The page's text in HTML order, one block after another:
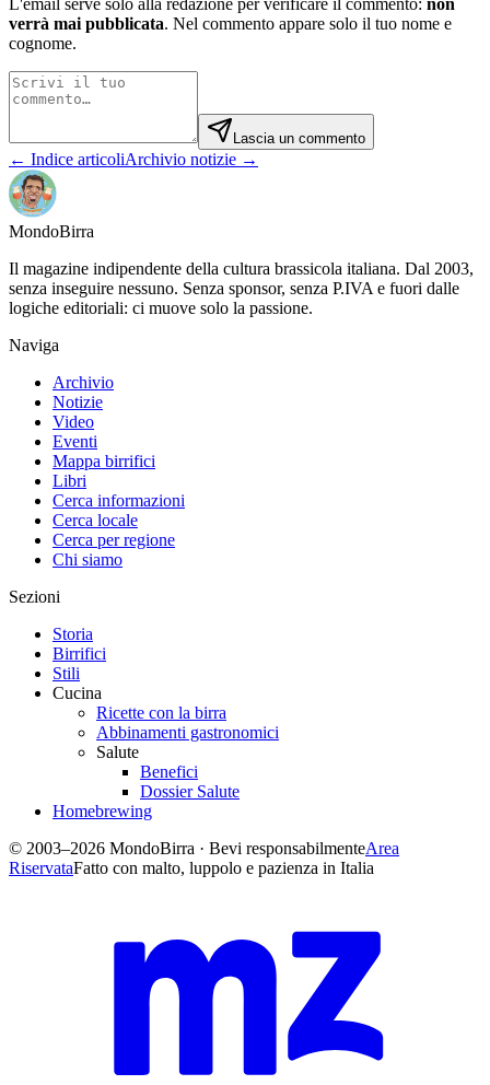
L'email serve solo alla redazione per verificare il commento: non
verrà mai pubblicata. Nel commento appare solo il tuo nome e
cognome.
Lascia un commento
← Indice articoliArchivio notizie →
MondoBirra
Il magazine indipendente della cultura brassicola italiana. Dal 2003,
senza inseguire nessuno. Senza sponsor, senza P.IVA e fuori dalle
logiche editoriali: ci muove solo la passione.
Naviga
Archivio
Notizie
Video
Eventi
Mappa birrifici
Libri
Cerca informazioni
Cerca locale
Cerca per regione
Chi siamo
Sezioni
Storia
Birrifici
Stili
Cucina
Ricette con la birra
Abbinamenti gastronomici
Salute
Benefici
Dossier Salute
Homebrewing
© 2003–2026 MondoBirra · Bevi responsabilmenteArea
RiservataFatto con malto, luppolo e pazienza in Italia